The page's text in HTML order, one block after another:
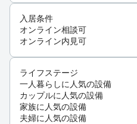
入居条件
オンライン相談可
オンライン内見可
ライフステージ
一人暮らしに人気の設備
カップルに人気の設備
家族に人気の設備
夫婦に人気の設備